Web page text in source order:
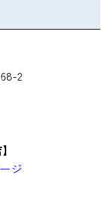
2
ジ